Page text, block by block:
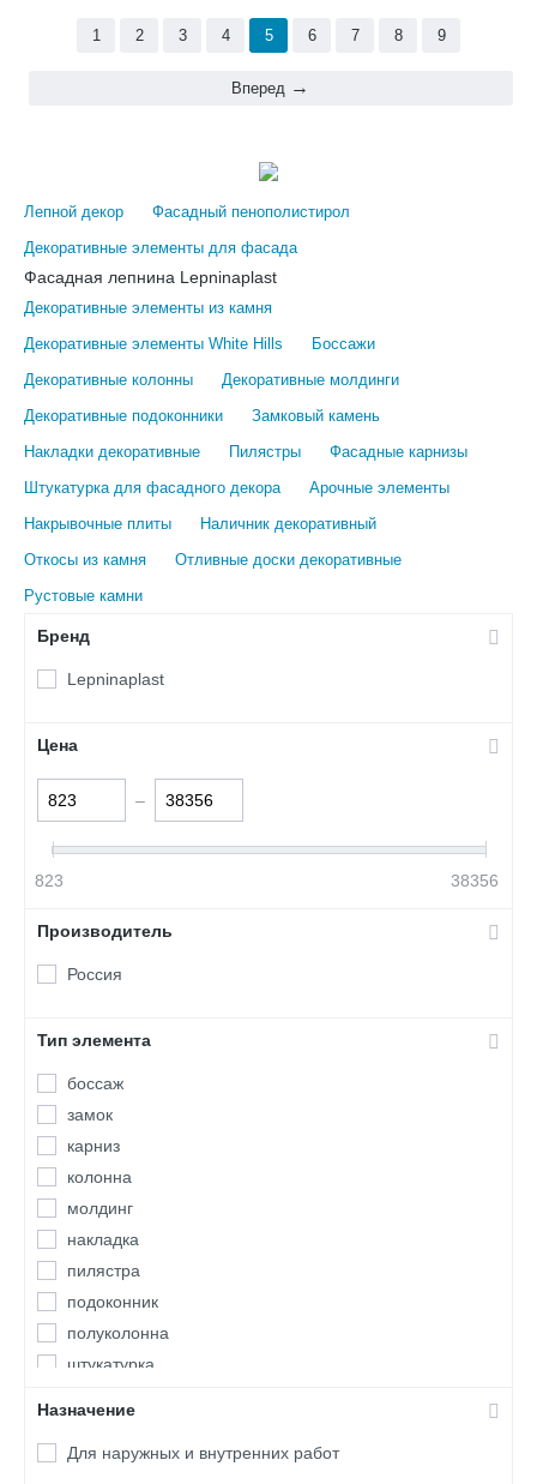
1 2 3 4 5 6 7 8 9
Вперед
Лепной декор
Фасадный пенополистирол
Декоративные элементы для фасада
Фасадная лепнина Lepninaplast
Декоративные элементы из камня
Декоративные элементы White Hills
Боссажи
Декоративные колонны
Декоративные молдинги
Декоративные подоконники
Замковый камень
Накладки декоративные
Пилястры
Фасадные карнизы
Штукатурка для фасадного декора
Арочные элементы
Накрывочные плиты
Наличник декоративный
Откосы из камня
Отливные доски декоративные
Рустовые камни
Бренд
Lepninaplast
Цена
–
823 38356
Производитель
Россия
Тип элемента
боссаж
замок
карниз
колонна
молдинг
накладка
пилястра
подоконник
полуколонна
штукатурка
Назначение
Для наружных и внутренних работ